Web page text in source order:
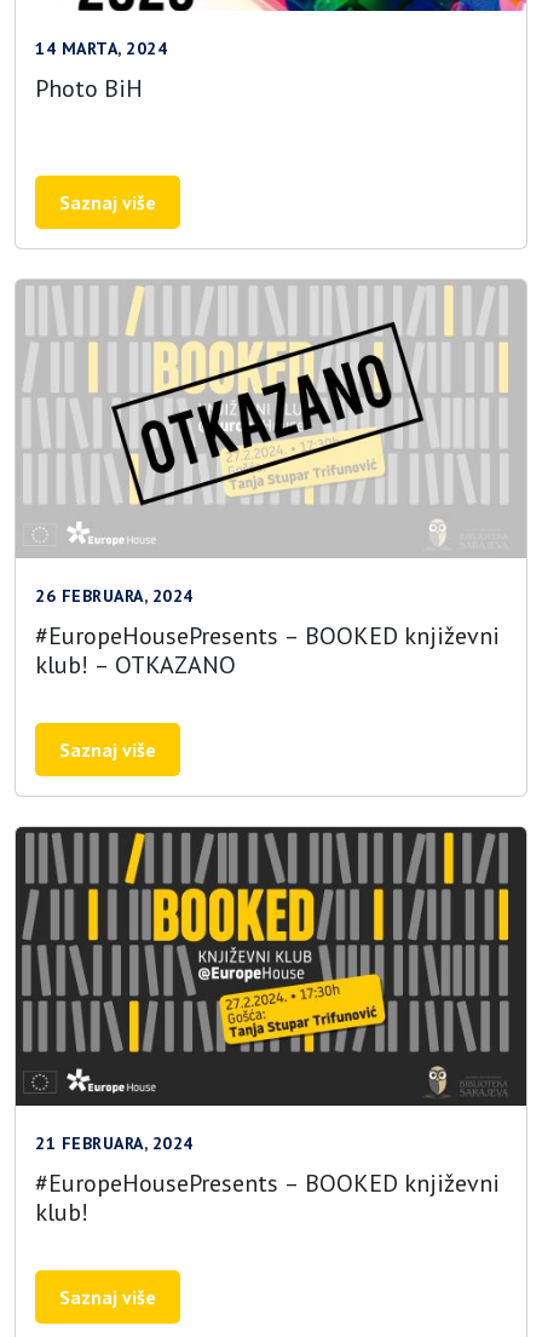
14 MARTA, 2024
Photo BiH
Saznaj više
26 FEBRUARA, 2024
#EuropeHousePresents – BOOKED književni
klub! – OTKAZANO
Saznaj više
21 FEBRUARA, 2024
#EuropeHousePresents – BOOKED književni
klub!
Saznaj više